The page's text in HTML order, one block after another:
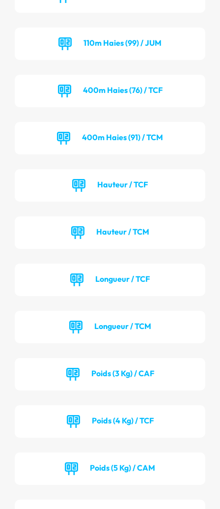
110m Haies (99) / JUM
400m Haies (76) / TCF
400m Haies (91) / TCM
Hauteur / TCF
Hauteur / TCM
Longueur / TCF
Longueur / TCM
Poids (3 Kg) / CAF
Poids (4 Kg) / TCF
Poids (5 Kg) / CAM